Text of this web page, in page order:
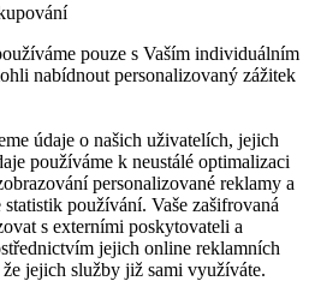
pouze s Vaším individuálním
nabídnout personalizovaný zážitek
údaje o našich uživatelích, jejich
používáme k neustálé optimalizaci
personalizované reklamy a
používání. Vaše zašifrovaná
s externími poskytovateli a
jejich online reklamních
jejich služby již sami využíváte.